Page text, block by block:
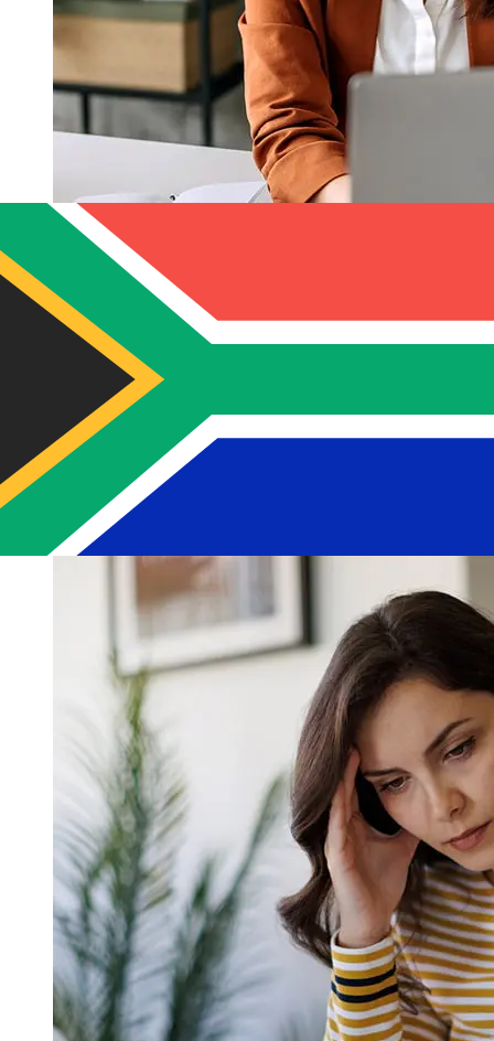
Banco BPM EUR 到ZAR 的传输速度有
使用Banco BPM 从欧元成员国 转至南非 的国际转账的交付
时间因付款方式和交易时间而异。国际银行转账通常需要 1
至 5 个工作日。银行假日和安全检查等因素也可能影响交
货。请查看Banco BPM S.p.A 的截止时间，以免延误。